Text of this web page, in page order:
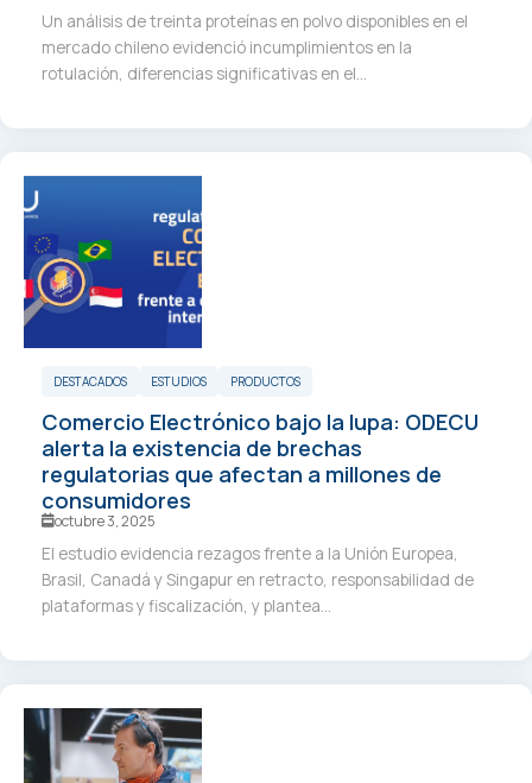
Un análisis de treinta proteínas en polvo disponibles en el
mercado chileno evidenció incumplimientos en la
rotulación, diferencias significativas en el...
DESTACADOS ESTUDIOS PRODUCTOS
Comercio Electrónico bajo la lupa: ODECU
alerta la existencia de brechas
regulatorias que afectan a millones de
consumidores
octubre 3, 2025
El estudio evidencia rezagos frente a la Unión Europea,
Brasil, Canadá y Singapur en retracto, responsabilidad de
plataformas y fiscalización, y plantea...